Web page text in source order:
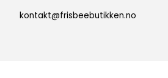
kontakt@frisbeebutikken.no